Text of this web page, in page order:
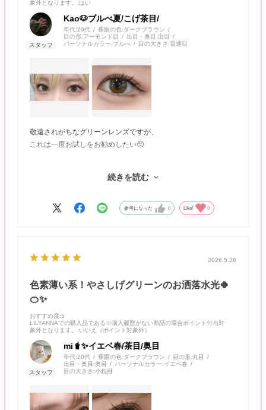
象外となります。 :はい
Kao🐶ブルべ夏/こげ茶目/
年代:20代 裸眼の色:ダークブラウン
目の形:アーモンド目 出目・奥目:出目
パーソナルカラー:ブルべ 目の大きさ:普通目
敬遠されがちなグリーンレンズですが、
これは一度お試しをお勧めしたい🥺
圧倒的垢抜けが叶います✅
珍しいブラウンの水光ハイライトが
続きを読む
参考になった 0 Like! 0
2026.5.26
色素薄い系！やさしげグリーンのお洒落水光🍀
🍊✨
おすすめ度:5
LILYANNAでの購入品である※購入履歴がない商品の場合ポイント付与対
象外となります。
:いいえ（ポイント対象外）
mi🧋✨イエベ春/茶目/奥目
年代:20代 裸眼の色:ダークブラウン 目の形:丸目
出目・奥目:奥目 パーソナルカラー:イエベ春
目の大きさ:小粒目